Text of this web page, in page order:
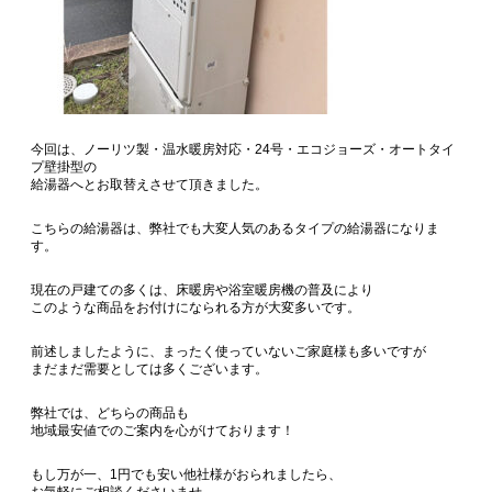
今回は、ノーリツ製・温水暖房対応・24号・エコジョーズ・オートタイ
プ壁掛型の
給湯器へとお取替えさせて頂きました。
こちらの給湯器は、弊社でも大変人気のあるタイプの給湯器になりま
す。
現在の戸建ての多くは、床暖房や浴室暖房機の普及により
このような商品をお付けになられる方が大変多いです。
前述しましたように、まったく使っていないご家庭様も多いですが
まだまだ需要としては多くございます。
弊社では、どちらの商品も
地域最安値でのご案内を心がけております！
もし万が一、1円でも安い他社様がおられましたら、